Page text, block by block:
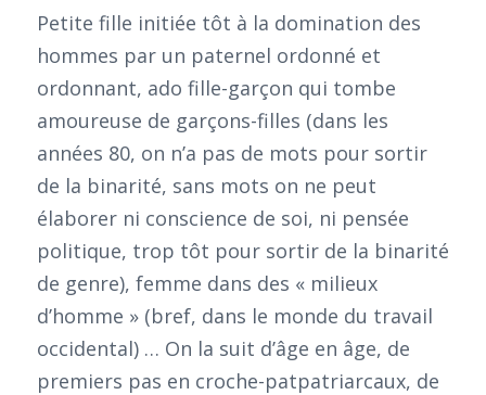
Petite fille initiée tôt à la domination des
hommes par un paternel ordonné et
ordonnant, ado fille-garçon qui tombe
amoureuse de garçons-filles (dans les
années 80, on n’a pas de mots pour sortir
de la binarité, sans mots on ne peut
élaborer ni conscience de soi, ni pensée
politique, trop tôt pour sortir de la binarité
de genre), femme dans des « milieux
d’homme » (bref, dans le monde du travail
occidental) … On la suit d’âge en âge, de
premiers pas en croche-patpatriarcaux, de